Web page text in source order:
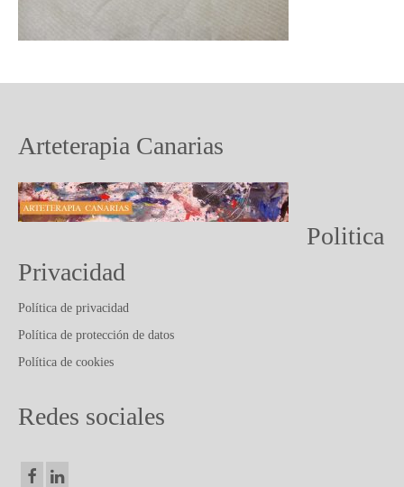
PROYECTOS
PUBLICACIONES Y ARTICULOS
Arteterapia Canarias
Politica
Privacidad
Política de privacidad
Política de protección de datos
Política de cookies
Redes sociales